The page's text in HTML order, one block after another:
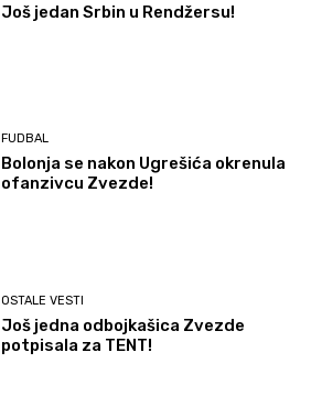
Još jedan Srbin u Rendžersu!
FUDBAL
Bolonja se nakon Ugrešića okrenula
ofanzivcu Zvezde!
OSTALE VESTI
Još jedna odbojkašica Zvezde
potpisala za TENT!